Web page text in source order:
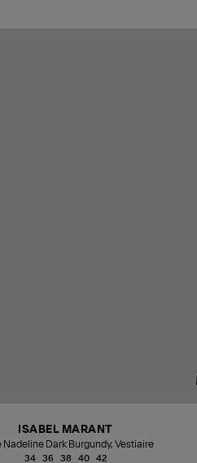
ISABEL MARANT
Nadeline Dark Burgundy, Vestiaire
34 36 38 40 42